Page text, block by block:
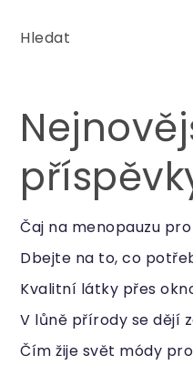
Hledat
Čaj na menopauzu
Dbejte na to, co
Kvalitní látky přes
V lůně přírody se dějí
Čím žije svět módy